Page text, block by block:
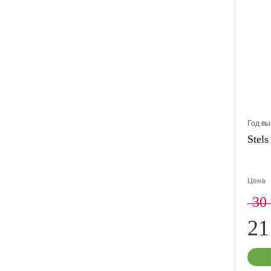
Год
Цена